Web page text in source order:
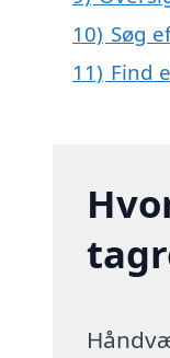
10) Søg
11) Find